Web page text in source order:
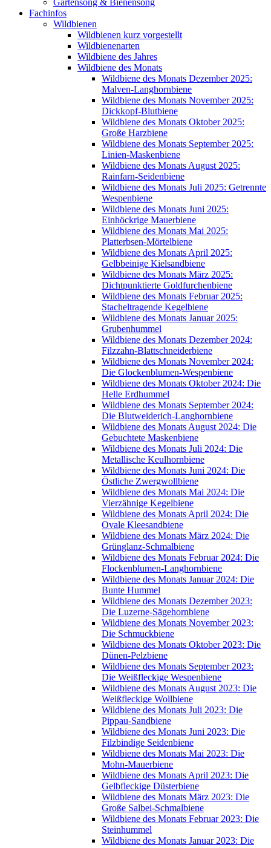
Gartensong & Bienensong
Fachinfos
Wildbienen
Wildbienen kurz vorgestellt
Wildbienenarten
Wildbiene des Jahres
Wildbiene des Monats
Wildbiene des Monats Dezember 2025:
Malven-Langhornbiene
Wildbiene des Monats November 2025:
Dickkopf-Blutbiene
Wildbiene des Monats Oktober 2025:
Große Harzbiene
Wildbiene des Monats September 2025:
Linien-Maskenbiene
Wildbiene des Monats August 2025:
Rainfarn-Seidenbiene
Wildbiene des Monats Juli 2025: Getrennte
Wespenbiene
Wildbiene des Monats Juni 2025:
Einhöckrige Mauerbiene
Wildbiene des Monats Mai 2025:
Platterbsen-Mörtelbiene
Wildbiene des Monats April 2025:
Gelbbeinige Kielsandbiene
Wildbiene des Monats März 2025:
Dichtpunktierte Goldfurchenbiene
Wildbiene des Monats Februar 2025:
Stacheltragende Kegelbiene
Wildbiene des Monats Januar 2025:
Grubenhummel
Wildbiene des Monats Dezember 2024:
Filzzahn-Blattschneiderbiene
Wildbiene des Monats November 2024:
Die Glockenblumen-Wespenbiene
Wildbiene des Monats Oktober 2024: Die
Helle Erdhummel
Wildbiene des Monats September 2024:
Die Blutweiderich-Langhornbiene
Wildbiene des Monats August 2024: Die
Gebuchtete Maskenbiene
Wildbiene des Monats Juli 2024: Die
Metallische Keulhornbiene
Wildbiene des Monats Juni 2024: Die
Östliche Zwergwollbiene
Wildbiene des Monats Mai 2024: Die
Vierzähnige Kegelbiene
Wildbiene des Monats April 2024: Die
Ovale Kleesandbiene
Wildbiene des Monats März 2024: Die
Grünglanz-Schmalbiene
Wildbiene des Monats Februar 2024: Die
Flockenblumen-Langhornbiene
Wildbiene des Monats Januar 2024: Die
Bunte Hummel
Wildbiene des Monats Dezember 2023:
Die Luzerne-Sägehornbiene
Wildbiene des Monats November 2023:
Die Schmuckbiene
Wildbiene des Monats Oktober 2023: Die
Dünen-Pelzbiene
Wildbiene des Monats September 2023:
Die Weißfleckige Wespenbiene
Wildbiene des Monats August 2023: Die
Weißfleckige Wollbiene
Wildbiene des Monats Juli 2023: Die
Pippau-Sandbiene
Wildbiene des Monats Juni 2023: Die
Filzbindige Seidenbiene
Wildbiene des Monats Mai 2023: Die
Mohn-Mauerbiene
Wildbiene des Monats April 2023: Die
Gelbfleckige Düsterbiene
Wildbiene des Monats März 2023: Die
Große Salbei-Schmalbiene
Wildbiene des Monats Februar 2023: Die
Steinhummel
Wildbiene des Monats Januar 2023: Die